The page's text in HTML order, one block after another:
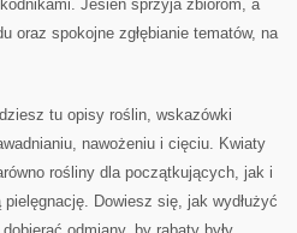
Jesień sprzyja zbiorom, a
oraz spokojne zgłębianie tematów, na
tu opisy roślin, wskazówki
nawożeniu i cięciu. Kwiaty
rośliny dla początkujących, jak i
Dowiesz się, jak wydłużyć